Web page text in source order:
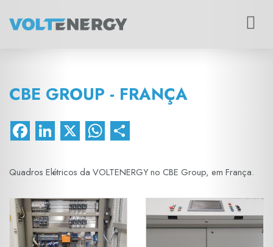
CBE GROUP - FRANÇA
FacebookLinkedIn WhatsApp
Quadros Elétricos da VOLTENERGY no CBE Group, em França.